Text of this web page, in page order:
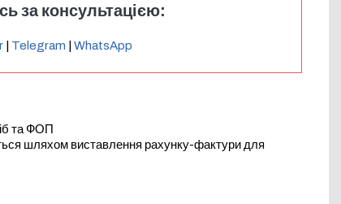
за консультацією:
| Telegram WhatsApp
та ФОП
шляхом виставлення рахунку-фактури для